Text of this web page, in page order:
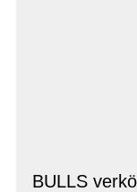
BULLS